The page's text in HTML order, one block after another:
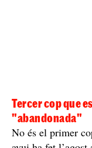
Tercer cop que
"abandonada"
No és el primer